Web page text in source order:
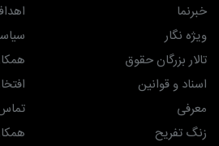
خبرنما
ویژه نگار
تالار بزرگان حقوق
اسناد و قوانین
معرفی
زنگ تفریح